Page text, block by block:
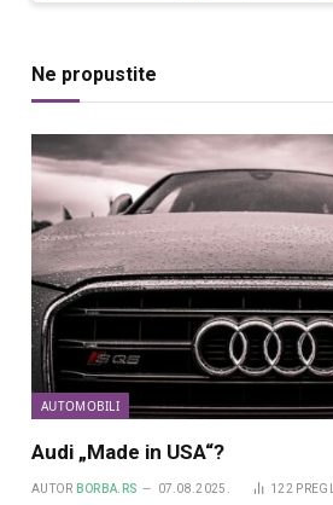
Ne propustite
AUTOMOBILI
Audi „Made in USA“?
AUTOR BORBA.RS 07.08.2025. 122